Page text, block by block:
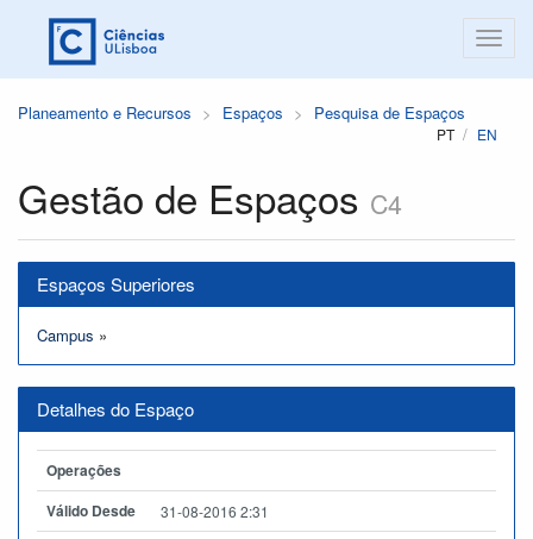
Planeamento e Recursos Espaços Pesquisa de Espaços
PT EN
Gestão de Espaços C4
Espaços Superiores
Campus »
Detalhes do Espaço
Operações
Válido Desde
31-08-2016 2:31